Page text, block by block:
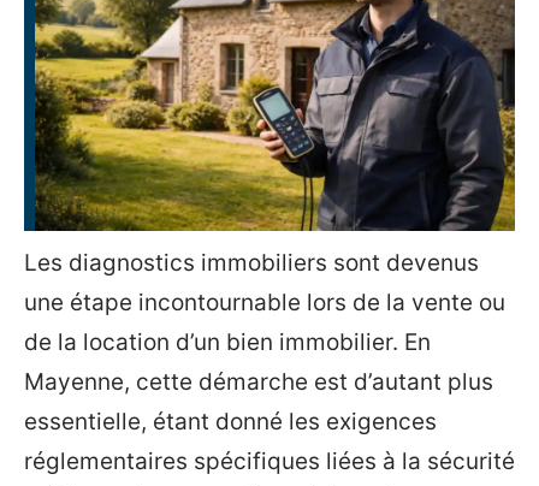
Les diagnostics immobiliers sont devenus
une étape incontournable lors de la vente ou
de la location d’un bien immobilier. En
Mayenne, cette démarche est d’autant plus
essentielle, étant donné les exigences
réglementaires spécifiques liées à la sécurité